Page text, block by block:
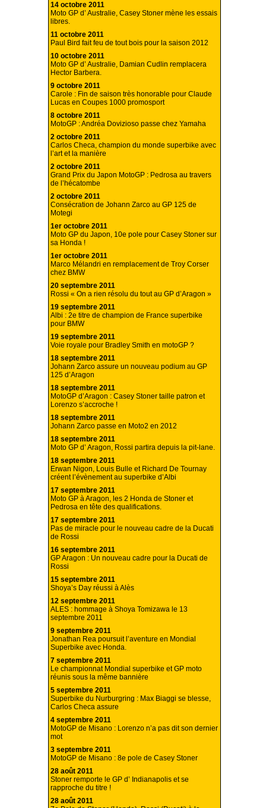
14 octobre 2011
Moto GP d’ Australie, Casey Stoner mène les essais
libres.
11 octobre 2011
Paul Bird fait feu de tout bois pour la saison 2012
10 octobre 2011
Moto GP d’ Australie, Damian Cudlin remplacera
Hector Barbera.
9 octobre 2011
Carole : Fin de saison très honorable pour Claude
Lucas en Coupes 1000 promosport
8 octobre 2011
MotoGP : Andréa Dovizioso passe chez Yamaha
2 octobre 2011
Carlos Checa, champion du monde superbike avec
l’art et la manière
2 octobre 2011
Grand Prix du Japon MotoGP : Pedrosa au travers
de l’hécatombe
2 octobre 2011
Consécration de Johann Zarco au GP 125 de
Motegi
1er octobre 2011
Moto GP du Japon, 10e pole pour Casey Stoner sur
sa Honda !
1er octobre 2011
Marco Mélandri en remplacement de Troy Corser
chez BMW
20 septembre 2011
Rossi « On a rien résolu du tout au GP d’Aragon »
19 septembre 2011
Albi : 2e titre de champion de France superbike
pour BMW
19 septembre 2011
Voie royale pour Bradley Smith en motoGP ?
18 septembre 2011
Johann Zarco assure un nouveau podium au GP
125 d’Aragon
18 septembre 2011
MotoGP d’Aragon : Casey Stoner taille patron et
Lorenzo s’accroche !
18 septembre 2011
Johann Zarco passe en Moto2 en 2012
18 septembre 2011
Moto GP d’ Aragon, Rossi partira depuis la pit-lane.
18 septembre 2011
Erwan Nigon, Louis Bulle et Richard De Tournay
créent l’évènement au superbike d’Albi
17 septembre 2011
Moto GP à Aragon, les 2 Honda de Stoner et
Pedrosa en tête des qualifications.
17 septembre 2011
Pas de miracle pour le nouveau cadre de la Ducati
de Rossi
16 septembre 2011
GP Aragon : Un nouveau cadre pour la Ducati de
Rossi
15 septembre 2011
Shoya’s Day réussi à Alès
12 septembre 2011
ALES : hommage à Shoya Tomizawa le 13
septembre 2011
9 septembre 2011
Jonathan Rea poursuit l’aventure en Mondial
Superbike avec Honda.
7 septembre 2011
Le championnat Mondial superbike et GP moto
réunis sous la même bannière
5 septembre 2011
Superbike du Nurburgring : Max Biaggi se blesse,
Carlos Checa assure
4 septembre 2011
MotoGP de Misano : Lorenzo n’a pas dit son dernier
mot
3 septembre 2011
MotoGP de Misano : 8e pole de Casey Stoner
28 août 2011
Stoner remporte le GP d’ Indianapolis et se
rapproche du titre !
28 août 2011